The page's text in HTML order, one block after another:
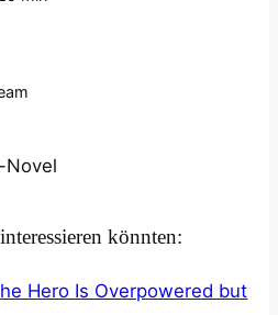
Novel
könnten:
Hero Is Overpowered but